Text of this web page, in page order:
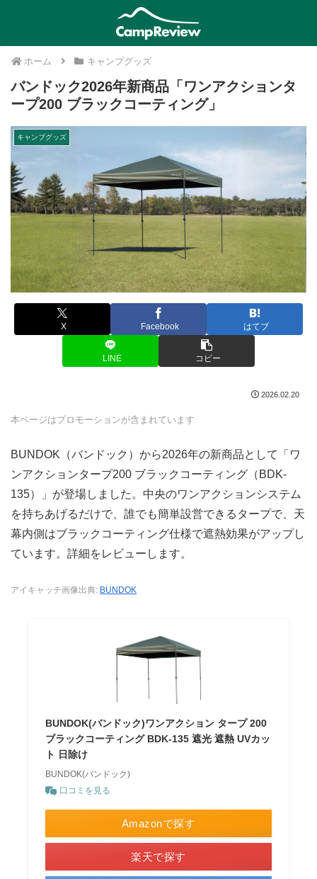
ホーム キャンプグッズ
バンドック2026年新商品「ワンアクションタ
ープ200 ブラックコーティング」
キャンプグッズ
X Facebook はてブ
LINE コピー
2026.02.20
本ページはプロモーションが含まれています
BUNDOK（バンドック）から2026年の新商品として「ワ
ンアクションタープ200 ブラックコーティング（BDK-
135）」が登場しました。中央のワンアクションシステム
を持ちあげるだけで、誰でも簡単設営できるタープで、天
幕内側はブラックコーティング仕様で遮熱効果がアップし
ています。詳細をレビューします。
アイキャッチ画像出典: BUNDOK
BUNDOK(バンドック)ワンアクション タープ 200
ブラックコーティング BDK-135 遮光 遮熱 UVカッ
ト 日除け
BUNDOK(バンドック)
口コミを見る
Amazonで探す
楽天で探す